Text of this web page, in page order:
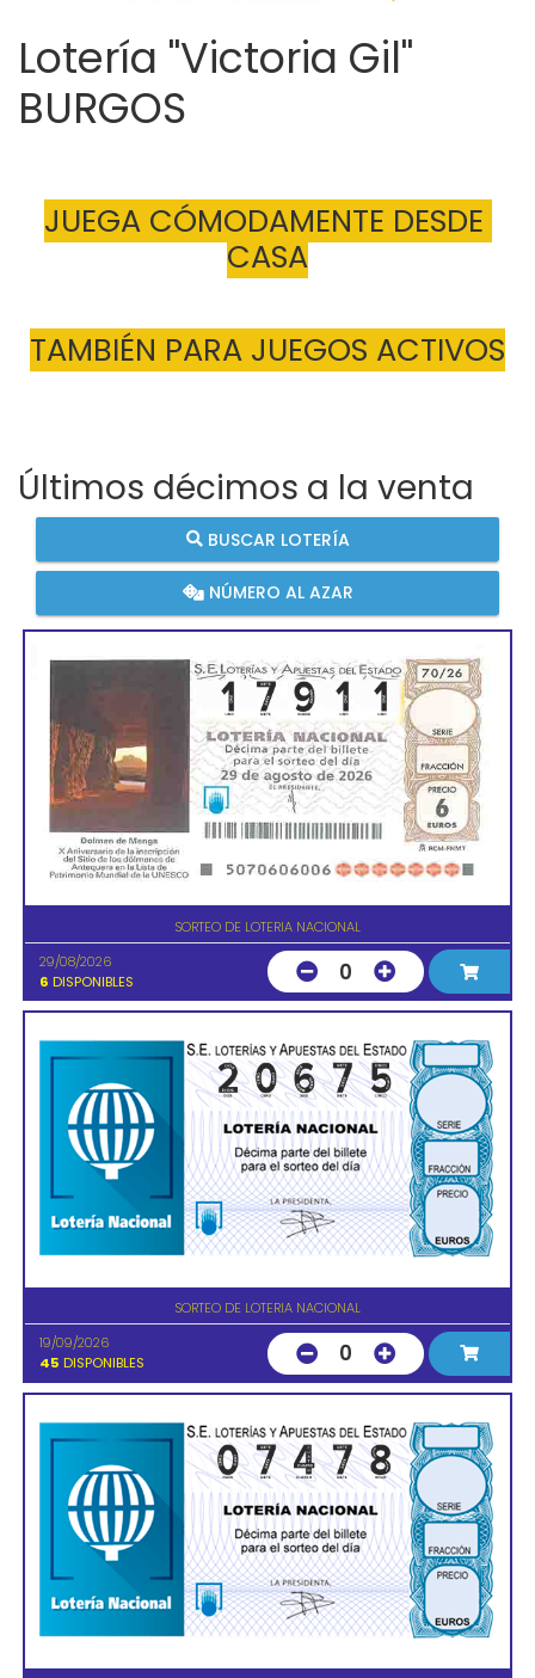
Lotería "Victoria Gil"
BURGOS
JUEGA CÓMODAMENTE DESDE
CASA
TAMBIÉN PARA JUEGOS ACTIVOS
Últimos décimos a la venta
BUSCAR LOTERÍA
NÚMERO AL AZAR
SORTEO DE LOTERIA NACIONAL
29/08/2026
6 DISPONIBLES 0
SORTEO DE LOTERIA NACIONAL
19/09/2026
45 DISPONIBLES 0